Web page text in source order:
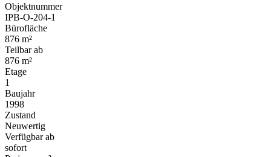
Objektnummer
IPB-O-204-1
Bürofläche
876 m²
Teilbar ab
876 m²
Etage
1
Baujahr
1998
Zustand
Neuwertig
Verfügbar ab
sofort